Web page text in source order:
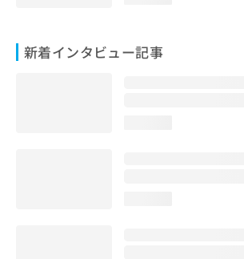
新着インタビュー記事